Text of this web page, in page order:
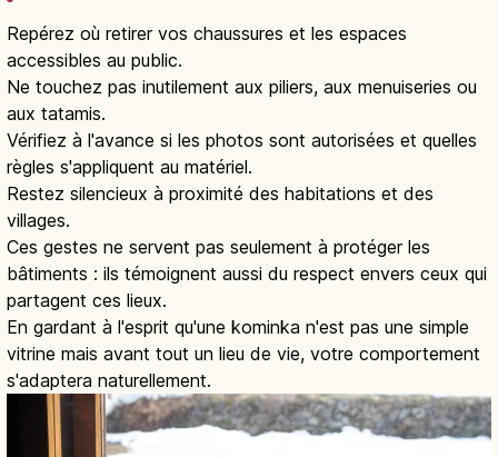
Repérez où retirer vos chaussures et les espaces
accessibles au public.
Ne touchez pas inutilement aux piliers, aux menuiseries ou
aux tatamis.
Vérifiez à l'avance si les photos sont autorisées et quelles
règles s'appliquent au matériel.
Restez silencieux à proximité des habitations et des
villages.
Ces gestes ne servent pas seulement à protéger les
bâtiments : ils témoignent aussi du respect envers ceux qui
partagent ces lieux.
En gardant à l'esprit qu'une kominka n'est pas une simple
vitrine mais avant tout un lieu de vie, votre comportement
s'adaptera naturellement.